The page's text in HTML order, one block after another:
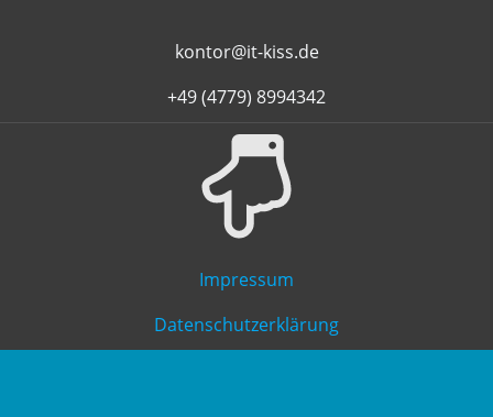
kontor@it-kiss.de
+49 (4779) 8994342
Impressum
Datenschutzerklärung